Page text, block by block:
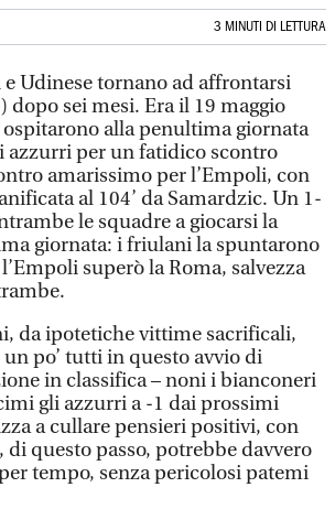
3 MINUTI DI LETTURA
Udinese tornano ad affrontarsi
dopo sei mesi. Era il 19 maggio
alla penultima giornata
azzurri per un fatidico scontro
amarissimo per l’Empoli, con
al 104’ da Samardzic. Un 1-
le squadre a giocarsi la
giornata: i friulani la spuntarono
superò la Roma, salvezza
da ipotetiche vittime sacrificali,
po’ tutti in questo avvio di
in classifica – noni i bianconeri
gli azzurri a -1 dai prossimi
a cullare pensieri positivi, con
di questo passo, potrebbe davvero
tempo, senza pericolosi patemi